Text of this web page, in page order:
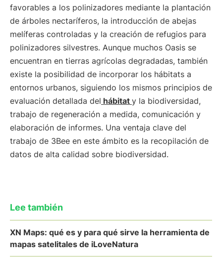
favorables a los polinizadores mediante la plantación
de árboles nectaríferos, la introducción de abejas
melíferas controladas y la creación de refugios para
polinizadores silvestres. Aunque muchos Oasis se
encuentran en tierras agrícolas degradadas, también
existe la posibilidad de incorporar los hábitats a
entornos urbanos, siguiendo los mismos principios de
evaluación detallada del hábitat y la biodiversidad,
trabajo de regeneración a medida, comunicación y
elaboración de informes. Una ventaja clave del
trabajo de 3Bee en este ámbito es la recopilación de
datos de alta calidad sobre biodiversidad.
Lee también
XN Maps: qué es y para qué sirve la herramienta de
mapas satelitales de iLoveNatura